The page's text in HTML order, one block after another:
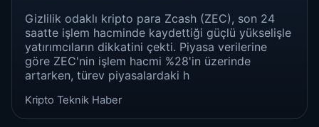
Gizlilik odaklı kripto para Zcash (ZEC), son 24
saatte işlem hacminde kaydettiği güçlü yükselişle
yatırımcıların dikkatini çekti. Piyasa verilerine
göre ZEC'nin işlem hacmi %28'in üzerinde
artarken, türev piyasalardaki h
Kripto Teknik Haber